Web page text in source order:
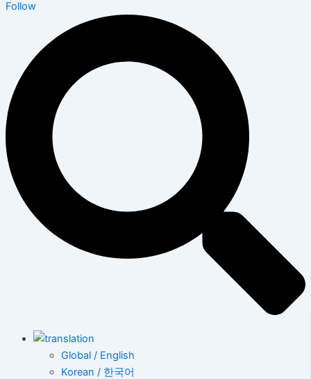
Follow
Global / English
Korean / 한국어